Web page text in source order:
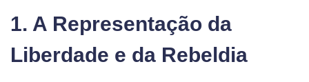
1. A Representação da
Liberdade e da Rebeldia